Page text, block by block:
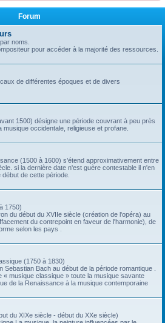
Forum
noms.
pour accéder à la majorité des ressources.
de différentes époques et de divers
1500) désigne une période couvrant à peu près
musique occidentale, religieuse et profane.
(1500 à 1600) s’étend approximativement entre
si la dernière date n'est guère contestable il n'en
de cette période.
1750)
du début du XVIIe siècle (création de l'opéra) au
du contrepoint en faveur de l'harmonie), de
selon les pays .
(1750 à 1830)
Sebastian Bach au début de la période romantique .
« musique classique » toute la musique savante
de la Renaissance à la musique contemporaine
du XIXe siècle - début du XXe siècle)